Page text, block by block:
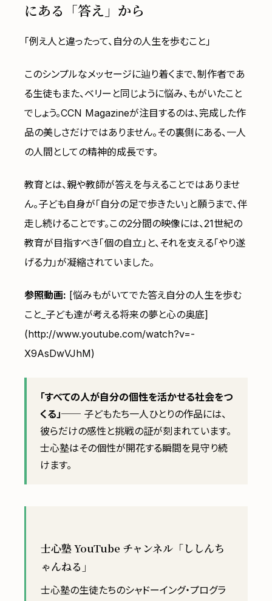
にある「答え」から
「例え人と違ったって、自分の人生を歩むこと」
このシンプルなメッセージに辿り着くまで、制作者であ
る生徒もまた、ベリーと同じように悩み、もがいたこと
でしょう。CCN Magazineが注目するのは、完成した作
品の美しさだけではありません。その裏側にある、一人
の人間としての精神的成長です。
教育とは、親や教師が答えを与えることではありませ
ん。子ども自身が「自分の足で歩きたい」と願うまで、伴
走し続けることです。この2分間の映像には、21世紀の
教育が目指すべき「個の自立」と、それを支える「やり遂
げる力」が凝縮されていました。
参照動画: [悩みもがいてでた答え自分の人生を歩む
こと_子ども達が考える将来の夢と心の奥底]
(http://www.youtube.com/watch?v=-
X9AsDwVJhM)
「すべての人が自分の個性を活かせる社会をつ
くる」── 子どもたち一人ひとりの作品には、
彼らだけの感性と挑戦の証が刻まれています。
士心塾はその個性が開花する瞬間を見守り続
けます。
士心塾 YouTube チャンネル「ししんち
ゃんねる」
士心塾の生徒たちのシャドーイング・プログラ